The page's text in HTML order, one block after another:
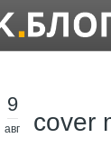
9
авг cover